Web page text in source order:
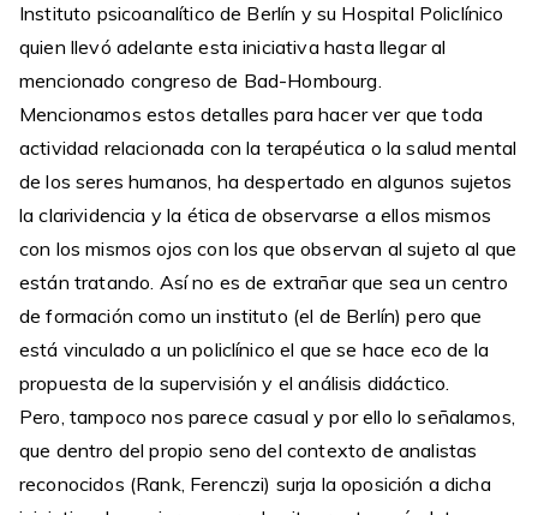
Instituto psicoanalítico de Berlín y su Hospital Policlínico
quien llevó adelante esta iniciativa hasta llegar al
mencionado congreso de Bad-Hombourg.
Mencionamos estos detalles para hacer ver que toda
actividad relacionada con la terapéutica o la salud mental
de los seres humanos, ha despertado en algunos sujetos
la clarividencia y la ética de observarse a ellos mismos
con los mismos ojos con los que observan al sujeto al que
están tratando. Así no es de extrañar que sea un centro
de formación como un instituto (el de Berlín) pero que
está vinculado a un policlínico el que se hace eco de la
propuesta de la supervisión y el análisis didáctico.
Pero, tampoco nos parece casual y por ello lo señalamos,
que dentro del propio seno del contexto de analistas
reconocidos (Rank, Ferenczi) surja la oposición a dicha